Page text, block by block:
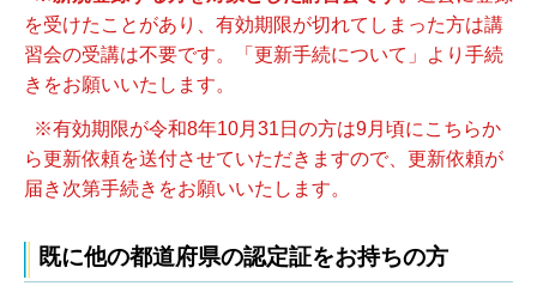
を受けたことがあり、有効期限が切れてしまった方は講
習会の受講は不要です。「更新手続について」より手続
きをお願いいたします。
※有効期限が令和8年10月31日の方は9月頃にこちらか
ら更新依頼を送付させていただきますので、更新依頼が
届き次第手続きをお願いいたします。
既に他の都道府県の認定証をお持ちの方